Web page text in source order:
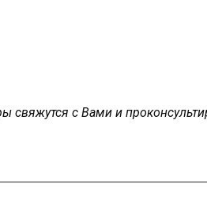
свяжутся с Вами и